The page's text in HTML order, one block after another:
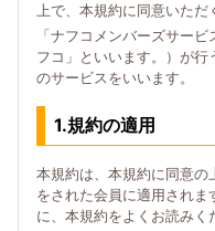
上で、本規約に同意いただ
「ナフコメンバーズサー
フコ」といいます。）が行
のサービスをいいます。
1.規約の適用
本規約は、本規約に同意の
をされた会員に適用され
に、本規約をよくお読みく